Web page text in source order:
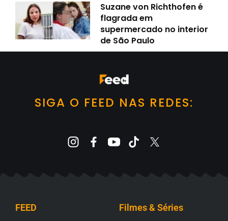
Suzane von Richthofen é
flagrada em
supermercado no interior
de São Paulo
SIGA O FEED NAS REDES:
FEED Filmes & Séries